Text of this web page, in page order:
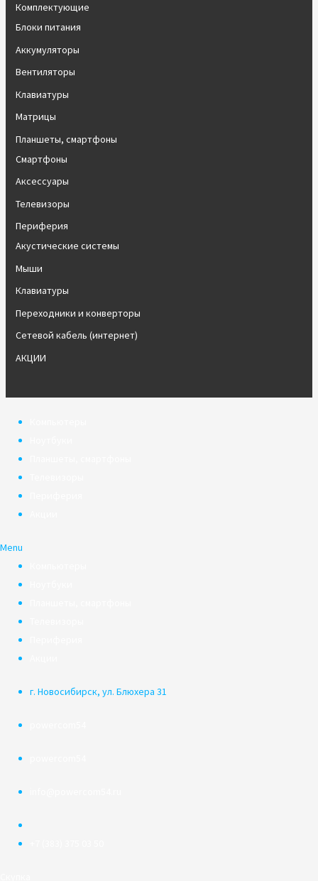
Комплектующие
Блоки питания
Аккумуляторы
Вентиляторы
Клавиатуры
Матрицы
Планшеты, смартфоны
Смартфоны
Аксессуары
Телевизоры
Периферия
Акустические системы
Мыши
Клавиатуры
Переходники и конверторы
Сетевой кабель (интернет)
АКЦИИ
Menu
г. Новосибирск, ул. Блюхера 31